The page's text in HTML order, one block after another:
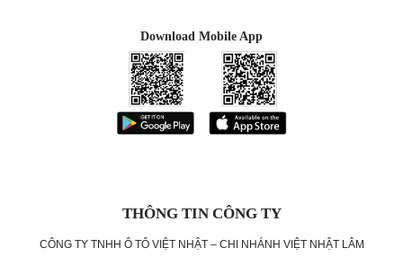
Download Mobile App
THÔNG TIN CÔNG TY
CÔNG TY TNHH Ô TÔ VIỆT NHẬT – CHI NHÁNH VIỆT NHẬT LÂM